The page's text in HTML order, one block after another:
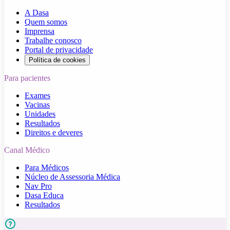
A Dasa
Quem somos
Imprensa
Trabalhe conosco
Portal de privacidade
Política de cookies
Para pacientes
Exames
Vacinas
Unidades
Resultados
Direitos e deveres
Canal Médico
Para Médicos
Núcleo de Assessoria Médica
Nav Pro
Dasa Educa
Resultados